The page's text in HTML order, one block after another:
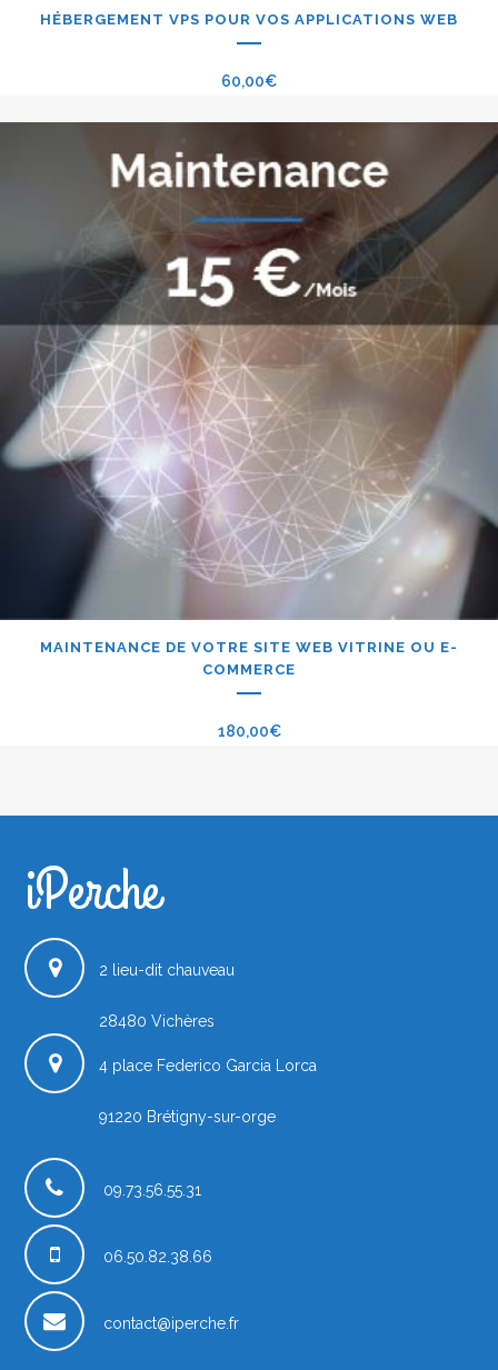
HÉBERGEMENT VPS POUR VOS APPLICATIONS WEB
60,00€
MAINTENANCE DE VOTRE SITE WEB VITRINE OU E-
COMMERCE
180,00€
iPerche.fr
iPerche
2 lieu-dit chauveau
28480 Vichères
4 place Federico Garcia Lorca
91220 Brétigny-sur-orge
09.73.56.55.31
06.50.82.38.66
contact@iperche.fr